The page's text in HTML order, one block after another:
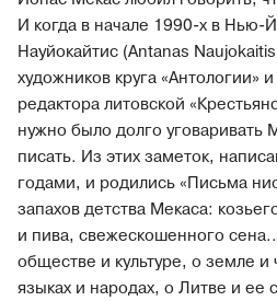
И когда в начале 1990-х в Нью-
Науйокайтис (Antanas
художников круга «Антологии»
редактора литовской
нужно было долго уговаривать
писать. Из этих заметок,
годами, и родились «Письма
запахов детства Мекаса:
и пива, свежескошенного
обществе и культуре, о земле
языках и народах, о Литве и ее